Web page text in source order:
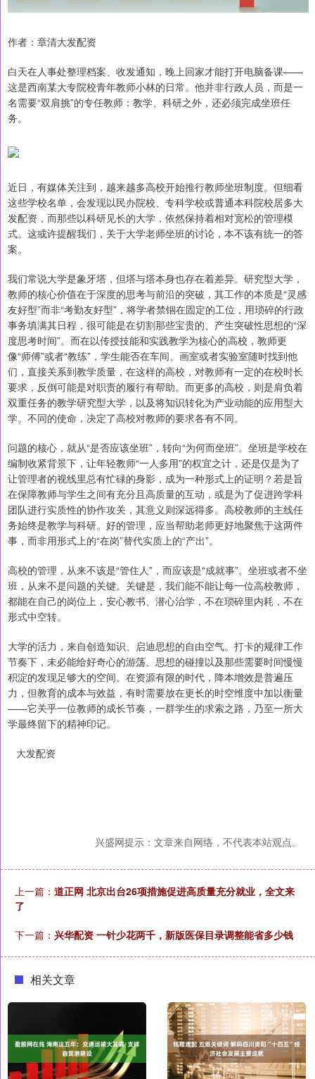
作者：章清大发配资
白天在人事处整理档案、收发通知，晚上回家才能打开电脑备课——
这是西南某大专院校青年教师小林的日常。他并非行政人员，而是一
名需要“双肩挑”的专任教师：教学、科研之外，还必须完成坐班任
务。
近日，有媒体关注到，越来越多高校开始推行教师坐班制度。但细看
这些学校名单，会发现以民办院校、专科学校或普通本科院校居多大
发配资，而那些以科研见长的大学，依然保持着相对宽松的管理模
式。这或许提醒我们，关于大学老师坐班的讨论，本不该有统一的答
案。
我们常说大学是象牙塔，但塔与塔本身也存在着差异。研究型大学，
教师的核心价值在于深度的思考与前沿的突破，其工作的本质是“灵感
友好型”而非“考勤友好型”，将学者禁锢在固定的工位，用琐碎的行政
事务填满其日程，很可能是在切割那些宝贵的、产生突破性思想的“深
度思考时间”。而在以传授技能和实践教学为核心的高校，教师更
像“师傅”或者“教练”，学生能否在车间、画室或者实验室随时找到他
们，直接关系到教学质量，在这样的高校，对教师有一定的在校时长
要求，反倒可能是对职责的履行有帮助。而更多的高校，则是肩负着
双重任务的教学研究型大学，以及将知识转化为产业动能的应用型大
学。不同的使命，决定了高校对教师的要求各有不同。
问题的核心，就从“是否应该坐班”，转向“为何而坐班”。坐班是学校在
编制收紧背景下，让年轻教师“一人多用”的权宜之计，还是仅是为了
让管理者的视线里总有忙碌的身影，成为一种形式上的证明？若是旨
在保障教师与学生之间有充分且高质量的互动，或是为了促进跨学科
团队进行实质性的协作攻关，其意义则深远得多。高校教师的主线任
务始终是教学与科研。好的管理，应当帮助老师更好地聚焦于这两件
事，而非用形式上的“在岗”替代实质上的“产出”。
高校的管理，从来不该是“管住人”，而应该是“成就事”。坐班或者不坐
班，从来不是问题的关键。关键是，我们能不能让每一位高校教师，
都能在自己的岗位上，安心教书、潜心治学，不在琐碎里内耗，不在
形式中空转。
大学的活力，来自创造知识、启迪思想的自由空气。打卡的规律工作
节奏下，未必能给好奇心的游荡、思想的碰撞以及那些需要时间慢慢
积淀的发现足够大的空间。在资源有限的时代，降本增效是普遍压
力，但教育的成本与效益，有时需要放在更长的时空维度中加以衡量
——它关乎一位教师的成长节奏，一群学生的求索之路，乃至一所大
学最终留下的精神印记。
大发配资
兴盛网提示：文章来自网络，不代表本站观点。
上一篇： 道正网 北京出台26项措施促进高质量充分就业，全文来
了
下一篇： 兴华配资 一针少花两千，新版医保目录调整能省多少钱
相关文章